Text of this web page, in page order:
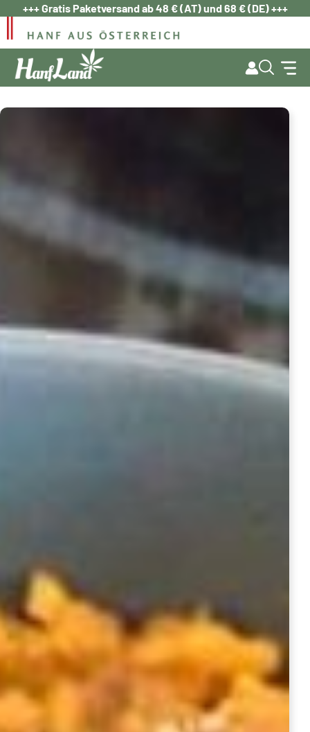
Zum
Inhalt
springen
+++ Gratis Paketversand ab 48 € (AT) und 68 € (DE) +++